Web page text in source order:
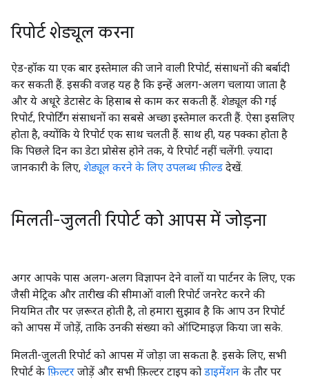
रिपोर्ट शेड्यूल करना
ऐड-हॉक या एक बार इस्तेमाल की जाने वाली रिपोर्ट, संसाधनों की बर्बादी
कर सकती हैं. इसकी वजह यह है कि इन्हें अलग-अलग चलाया जाता है
और ये अधूरे डेटासेट के हिसाब से काम कर सकती हैं. शेड्यूल की गई
रिपोर्ट, रिपोर्टिंग संसाधनों का सबसे अच्छा इस्तेमाल करती हैं. ऐसा इसलिए
होता है, क्योंकि ये रिपोर्ट एक साथ चलती हैं. साथ ही, यह पक्का होता है
कि पिछले दिन का डेटा प्रोसेस होने तक, ये रिपोर्ट नहीं चलेंगी. ज़्यादा
जानकारी के लिए, शेड्यूल करने के लिए उपलब्ध फ़ील्ड देखें.
मिलती-जुलती रिपोर्ट को आपस में जोड़ना
अगर आपके पास अलग-अलग विज्ञापन देने वालों या पार्टनर के लिए, एक
जैसी मेट्रिक और तारीख की सीमाओं वाली रिपोर्ट जनरेट करने की
नियमित तौर पर ज़रूरत होती है, तो हमारा सुझाव है कि आप उन रिपोर्ट
को आपस में जोड़ें, ताकि उनकी संख्या को ऑप्टिमाइज़ किया जा सके.
मिलती-जुलती रिपोर्ट को आपस में जोड़ा जा सकता है. इसके लिए, सभी
रिपोर्ट के फ़िल्टर जोड़ें और सभी फ़िल्टर टाइप को डाइमेंशन के तौर पर